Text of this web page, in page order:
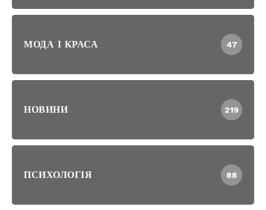
МОДА І КРАСА 47
НОВИНИ 219
ПСИХОЛОГІЯ 88